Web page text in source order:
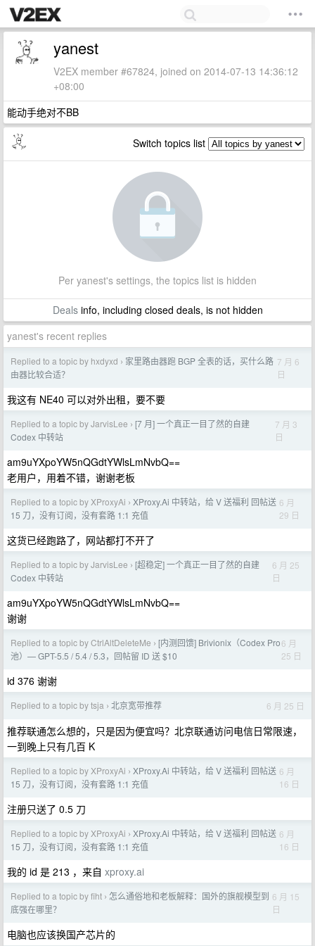
yanest
V2EX member #67824, joined on 2014-07-13 14:36:12
+08:00
能动手绝对不BB
Switch topics list
Per yanest's settings, the topics list is hidden
Dealsinfo, including closed deals, is not hidden
yanest's recent replies
Replied to a topic by hxdyxd › 家里路由器跑 BGP 全表的话，买什么路
由器比较合适？
7 月 6
日
我这有 NE40 可以对外出租，要不要
Replied to a topic by JarvisLee › [7 月] 一个真正一目了然的自建
Codex 中转站
7 月 3
日
am9uYXpoYW5nQGdtYWlsLmNvbQ==
老用户，用着不错，谢谢老板
Replied to a topic by XProxyAi › XProxy.Ai 中转站，给 V 送福利 回帖送
15 刀，没有订阅，没有套路 1:1 充值
6 月
29 日
这货已经跑路了，网站都打不开了
Replied to a topic by JarvisLee › [超稳定] 一个真正一目了然的自建
Codex 中转站
6 月 25
日
am9uYXpoYW5nQGdtYWlsLmNvbQ==
谢谢
Replied to a topic by CtrlAltDeleteMe › [内测回馈] Brivionix（Codex Pro
池）— GPT-5.5 / 5.4 / 5.3，回帖留 ID 送 $10
6 月
25 日
id 376 谢谢
Replied to a topic by tsja › 北京宽带推荐 6 月 25 日
推荐联通怎么想的，只是因为便宜吗？北京联通访问电信日常限速，
一到晚上只有几百 K
Replied to a topic by XProxyAi › XProxy.Ai 中转站，给 V 送福利 回帖送
15 刀，没有订阅，没有套路 1:1 充值
6 月
16 日
注册只送了 0.5 刀
Replied to a topic by XProxyAi › XProxy.Ai 中转站，给 V 送福利 回帖送
15 刀，没有订阅，没有套路 1:1 充值
6 月
16 日
我的 id 是 213 ，来自 xproxy.ai
Replied to a topic by fiht › 怎么通俗地和老板解释：国外的旗舰模型到
底强在哪里？
6 月 15
日
电脑也应该换国产芯片的